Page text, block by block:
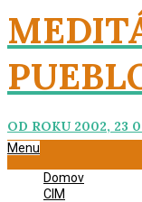
Skip
to
content
OD ROKU 2002, 23
Primary
Menu
Domov
CIM